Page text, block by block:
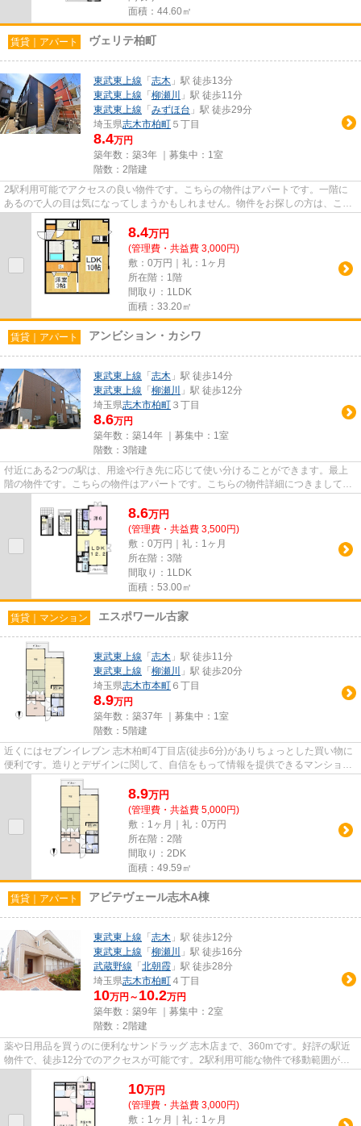
面積：44.60㎡
賃貸｜アパート ヴェリテ柏町
東武東上線 「 志木 」駅 徒歩13分
東武東上線 「 柳瀬川
」駅 徒歩11分
東武東上線 「 みずほ台 」駅 徒歩29分
埼玉県志木市柏町 ５丁目
8.4万円
築年数：築3年 ｜募集中： 1室
階数：2階建
2駅利用可能でアクセスの良い物件です。こちらの物件はアパートです。一階に
あるので人の目は気になってしまうかもしれません。物件をお探しの方は、こち
らからお探しになりませんか。...
8.4万円
(管理費・共益費 3,000円)
敷：0万円｜礼：1ヶ月
所在階：1階
間取り：1LDK
面積：33.20㎡
賃貸｜アパート アンビション・カシワ
東武東上線 「 志木 」駅 徒歩14分
東武東上線 「 柳瀬川
」駅 徒歩12分
埼玉県志木市柏町 ３丁目
8.6万円
築年数：築14年 ｜募集中： 1室
階数：3階建
付近にある2つの駅は、用途や行き先に応じて使い分けることができます。最上
階の物件です。こちらの物件はアパートです。こちらの物件詳細につきまして
8.6万円
(管理費・共益費 3,500円)
敷：0万円｜礼：1ヶ月
所在階：3階
間取り：1LDK
面積：53.00㎡
賃貸｜マンション エスポワール古家
東武東上線 「 志木 」駅 徒歩11分
東武東上線 「 柳瀬川
」駅 徒歩20分
埼玉県志木市本町 ６丁目
8.9万円
築年数：築37年 ｜募集中： 1室
階数：5階建
近くにはセブンイレブン 志木柏町4丁目店(徒歩6分)がありちょっとした買い物に
便利です。造りとデザインに関して、自信をもって情報を提供できるマンション
です。2駅利用できる場所に...
8.9万円
(管理費・共益費 5,000円)
敷：1ヶ月｜礼：0万円
所在階：2階
間取り：2DK
面積：49.59㎡
賃貸｜アパート アビテヴェール志木A棟
東武東上線 「 志木 」駅 徒歩12分
東武東上線 「 柳瀬川
」駅 徒歩16分
武蔵野線 「 北朝霞 」駅 徒歩28分
埼玉県志木市柏町 ４丁目
10万円～ 10.2万円
築年数：築9年 ｜募集中： 2室
階数：2階建
薬や日用品を買うのに便利なサンドラッグ 志木店まで、360mです。好評の駅近
物件で、徒歩12分でのアクセスが可能です。2駅利用可能な物件で移動範囲が広
がります。ぜひご覧いただきた...
10万円
(管理費・共益費 3,000円)
敷：1ヶ月｜礼：1ヶ月